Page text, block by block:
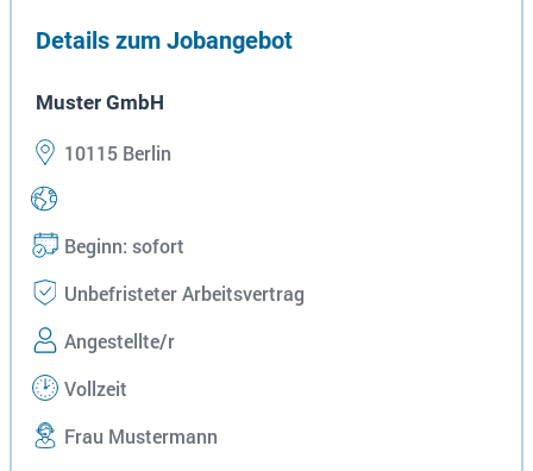
Details zum Jobangebot
Muster GmbH
10115 Berlin
Beginn: sofort
Unbefristeter Arbeitsvertrag
Angestellte/r
Vollzeit
Frau Mustermann